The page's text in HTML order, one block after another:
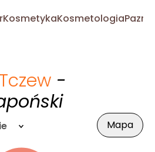
KosmetykaKosmetologia
Tczew -
Mapa